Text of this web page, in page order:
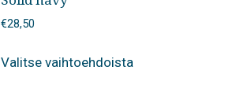
€28,50
Valitse vaihtoehdoistatuotteella